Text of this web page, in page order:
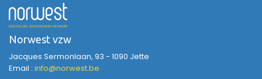
Norwest vzw
Jacques Sermonlaan, 93 - 1090 Jette
Email : info@norwest.be